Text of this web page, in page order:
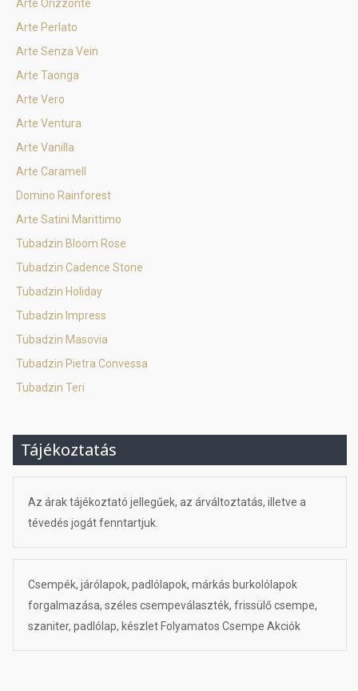
Arte Orizzonte
Arte Perlato
Arte Senza Vein
Arte Taonga
Arte Vero
Arte Ventura
Arte Vanilla
Arte Caramell
Domino Rainforest
Arte Satini Marittimo
Tubadzin Bloom Rose
Tubadzin Cadence Stone
Tubadzin Holiday
Tubadzin Impress
Tubadzin Masovia
Tubadzin Pietra Convessa
Tubadzin Teri
Tájékoztatás
Az árak tájékoztató jellegűek, az árváltoztatás, illetve a
tévedés jogát fenntartjuk.
Csempék, járólapok, padlólapok, márkás burkolólapok
forgalmazása, széles csempeválaszték, frissülő csempe,
szaniter, padlólap, készlet Folyamatos Csempe Akciók